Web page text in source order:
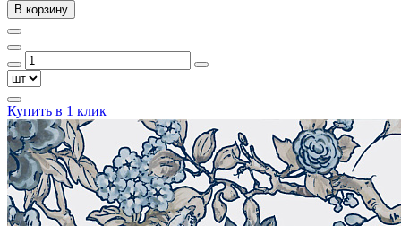
В корзину
Купить в 1 клик